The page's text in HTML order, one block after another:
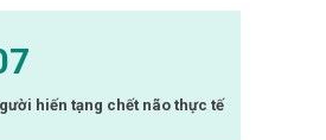
hiến tạng chết não thực tế